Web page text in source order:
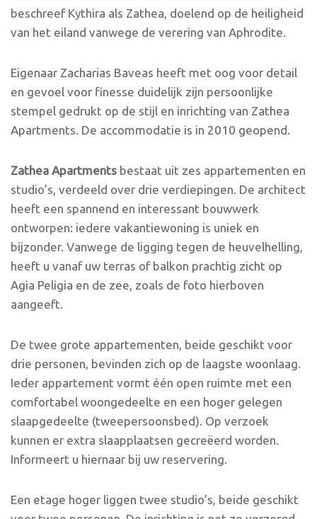
beschreef Kythira als Zathea, doelend op de heiligheid
van het eiland vanwege de verering van Aphrodite.
Eigenaar Zacharias Baveas heeft met oog voor detail
en gevoel voor finesse duidelijk zijn persoonlijke
stempel gedrukt op de stijl en inrichting van Zathea
Apartments. De accommodatie is in 2010 geopend.
Zathea Apartments bestaat uit zes appartementen en
studio’s, verdeeld over drie verdiepingen. De architect
heeft een spannend en interessant bouwwerk
ontworpen: iedere vakantiewoning is uniek en
bijzonder. Vanwege de ligging tegen de heuvelhelling,
heeft u vanaf uw terras of balkon prachtig zicht op
Agia Peligia en de zee, zoals de foto hierboven
aangeeft.
De twee grote appartementen, beide geschikt voor
drie personen, bevinden zich op de laagste woonlaag.
Ieder appartement vormt één open ruimte met een
comfortabel woongedeelte en een hoger gelegen
slaapgedeelte (tweepersoonsbed). Op verzoek
kunnen er extra slaapplaatsen gecreëerd worden.
Informeert u hiernaar bij uw reservering.
Een etage hoger liggen twee studio’s, beide geschikt